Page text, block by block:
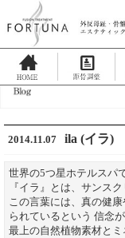
2014.11.07 ila (イラ)
世界の5つ星ホテルスパ
『イラ』とは、サンス
この言葉には、真の健
られているという 信念
最上の自然植物素材と